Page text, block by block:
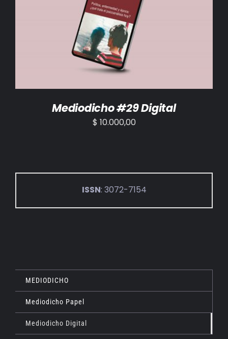
AÑADIR AL CARRITO /
Mediodicho #29 Digital
$ 10.000,00
ISSN: 3072-7154
MEDIODICHO
Mediodicho Papel
Mediodicho Digital